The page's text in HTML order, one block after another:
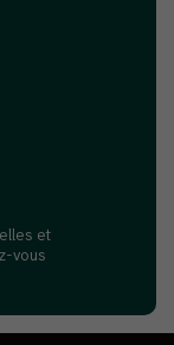
et
vous